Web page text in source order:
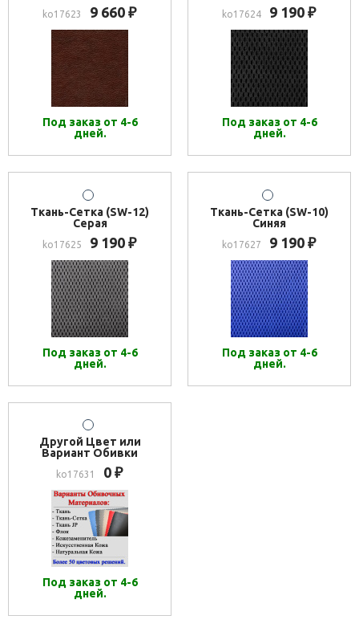
ko17623 9 660 ₽
Под заказ от 4-6
дней.
ko17624 9 190 ₽
Под заказ от 4-6
дней.
Ткань-Сетка (SW-12)
Серая
ko17625 9 190 ₽
Под заказ от 4-6
дней.
Ткань-Сетка (SW-10)
Синяя
ko17627 9 190 ₽
Под заказ от 4-6
дней.
Другой Цвет или
Вариант Обивки
ko17631 0 ₽
Под заказ от 4-6
дней.